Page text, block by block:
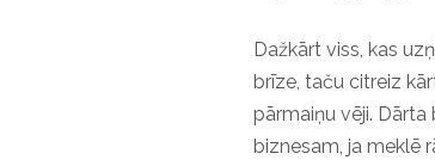
Dažkārt viss, kas
brīze, taču citreiz
pārmaiņu vēji.
biznesam, ja meklē